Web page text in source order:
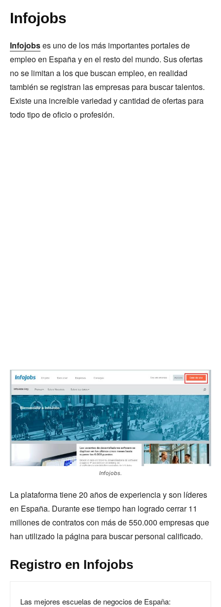
Infojobs
Infojobses uno de los más importantes portales de
empleo en España y en el resto del mundo. Sus ofertas
no se limitan a los que buscan empleo, en realidad
también se registran las empresas para buscar talentos.
Existe una increíble variedad y cantidad de ofertas para
todo tipo de oficio o profesión.
Infojobs.
La plataforma tiene 20 años de experiencia y son líderes
en España. Durante ese tiempo han logrado cerrar 11
millones de contratos con más de 550.000 empresas que
han utilizado la página para buscar personal calificado.
Registro en Infojobs
Las mejores escuelas de negocios de España: